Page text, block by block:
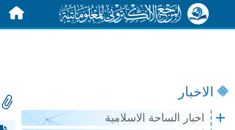
الاخبار
اخبار الساحة الاسلامية